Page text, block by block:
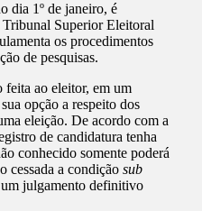
dia 1º de janeiro, é
Superior Eleitoral
os procedimentos
de pesquisas.
feita ao eleitor, em um
opção a respeito dos
eleição. De acordo com a
de candidatura tenha
conhecido somente poderá
cessada a condição sub
julgamento definitivo